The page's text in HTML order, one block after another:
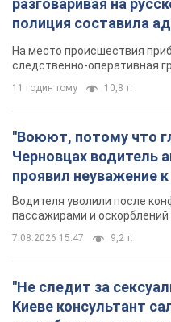
разговаривая на
полиция составила
протокол. Видео
На место происшествия
следственно-оперативная
11 годин тому 10,8 т.
"Воюют, потому что
Черновцах водитель
проявил неуважение
военным и поплатился
Видео
Водителя уволили после
пассажирами и
7.08.2026 15:47 9,2 т.
"Не следит за
Киеве консультант